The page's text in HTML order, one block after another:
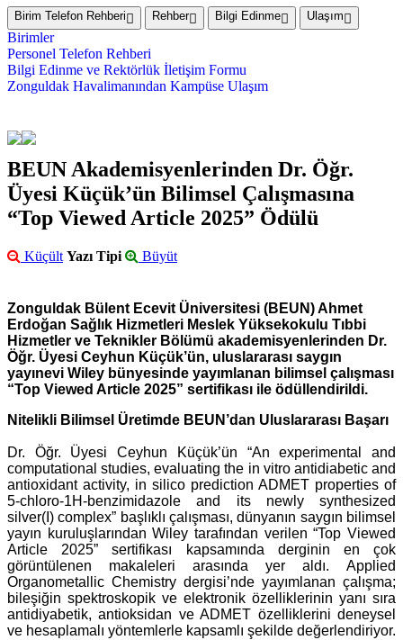
Birim Telefon Rehberi Rehber Bilgi Edinme Ulaşım
Birimler
Personel Telefon Rehberi
Bilgi Edinme ve Rektörlük İletişim Formu
Zonguldak Havalimanından Kampüse Ulaşım
BEUN Akademisyenlerinden Dr. Öğr.
Üyesi Küçük’ün Bilimsel Çalışmasına
“Top Viewed Article 2025” Ödülü
Küçült Yazı Tipi Büyüt
Zonguldak Bülent Ecevit Üniversitesi (BEUN) Ahmet
Erdoğan Sağlık Hizmetleri Meslek Yüksekokulu Tıbbi
Hizmetler ve Teknikler Bölümü akademisyenlerinden Dr.
Öğr. Üyesi Ceyhun Küçük’ün, uluslararası saygın
yayınevi Wiley bünyesinde yayımlanan bilimsel çalışması
“Top Viewed Article 2025” sertifikası ile ödüllendirildi.
Nitelikli Bilimsel Üretimde BEUN’dan Uluslararası Başarı
Dr. Öğr. Üyesi Ceyhun Küçük’ün “An experimental and
computational studies, evaluating the in vitro antidiabetic and
antioxidant activity, in silico prediction ADMET properties of
5-chloro-1H-benzimidazole and its newly synthesized
silver(I) complex” başlıklı çalışması, dünyanın saygın bilimsel
yayın kuruluşlarından Wiley tarafından verilen “Top Viewed
Article 2025” sertifikası kapsamında derginin en çok
görüntülenen makaleleri arasında yer aldı. Applied
Organometallic Chemistry dergisi’nde yayımlanan çalışma;
bileşiğin spektroskopik ve elektronik özelliklerinin yanı sıra
antidiyabetik, antioksidan ve ADMET özelliklerini deneysel
ve hesaplamalı yöntemlerle kapsamlı şekilde değerlendiriyor.